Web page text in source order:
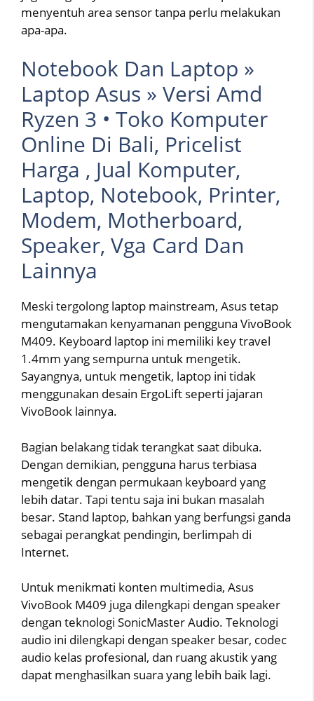
menyentuh area sensor tanpa perlu melakukan
apa-apa.
Notebook Dan Laptop »
Laptop Asus » Versi Amd
Ryzen 3 • Toko Komputer
Online Di Bali, Pricelist
Harga , Jual Komputer,
Laptop, Notebook, Printer,
Modem, Motherboard,
Speaker, Vga Card Dan
Lainnya
Meski tergolong laptop mainstream, Asus tetap
mengutamakan kenyamanan pengguna VivoBook
M409. Keyboard laptop ini memiliki key travel
1.4mm yang sempurna untuk mengetik.
Sayangnya, untuk mengetik, laptop ini tidak
menggunakan desain ErgoLift seperti jajaran
VivoBook lainnya.
Bagian belakang tidak terangkat saat dibuka.
Dengan demikian, pengguna harus terbiasa
mengetik dengan permukaan keyboard yang
lebih datar. Tapi tentu saja ini bukan masalah
besar. Stand laptop, bahkan yang berfungsi ganda
sebagai perangkat pendingin, berlimpah di
Internet.
Untuk menikmati konten multimedia, Asus
VivoBook M409 juga dilengkapi dengan speaker
dengan teknologi SonicMaster Audio. Teknologi
audio ini dilengkapi dengan speaker besar, codec
audio kelas profesional, dan ruang akustik yang
dapat menghasilkan suara yang lebih baik lagi.